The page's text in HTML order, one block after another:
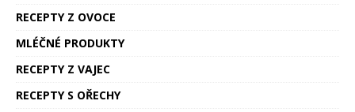
RECEPTY Z OVOCE
MLÉČNÉ PRODUKTY
RECEPTY Z VAJEC
RECEPTY S OŘECHY